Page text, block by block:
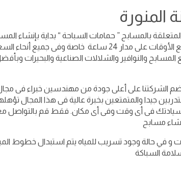
المنورة
بالمسابح ” حمامات السباحة “ بداية بإنشاء
ومرورا بصيانتها وترميمها وتنظيفها، وتتوفر الخدمات في جميع الأوقات على مدار 24 ساعة خاصة وفى
والنوافير والشلالات الصناعية والبحيرات
الشركتنا على أعلى جودة من مهندسين خبراء فى
جيدا والمتمتعين بخبرة عالية فى هذا المجال
فى أى وقت وفى أى مكان. فقط قم بالتواصل
مسابح
و في حالة وجود تسريب للمياه يتم استبدال خطوط
السباكة